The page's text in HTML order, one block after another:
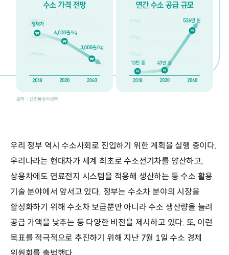
우리 정부 역시 수소사회로 진입하기 위한 계획을 실행 중이다.
우리나라는 현대차가 세계 최초로 수소전기차를 양산하고,
상용차에도 연료전지 시스템을 적용해 생산하는 등 수소 활용
기술 분야에서 앞서고 있다. 정부는 수소차 분야의 시장을
활성화하기 위해 수소차 보급뿐만 아니라 수소 생산량을 늘려
공급 가액을 낮추는 등 다양한 비전을 제시하고 있다. 또, 이런
목표를 적극적으로 추진하기 위해 지난 7월 1일 수소 경제